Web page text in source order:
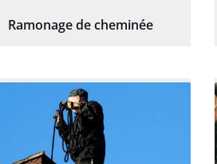
Ramonage de cheminée